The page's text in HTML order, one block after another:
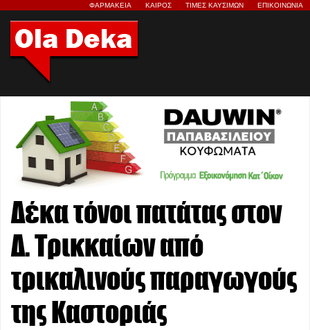
ΦΑΡΜΑΚΕΙΑ ΚΑΙΡΟΣ ΤΙΜΕΣ ΚΑΥΣΙΜΩΝ ΕΠΙΚΟΙΝΩΝΙΑ
Δέκα τόνοι πατάτας στον
Δ. Τρικκαίων από
τρικαλινούς παραγωγούς
της Καστοριάς